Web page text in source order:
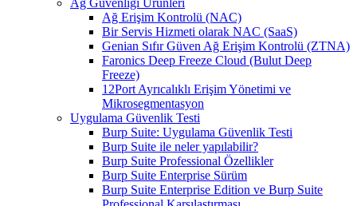
Ağ Güvenliği Ürünleri
Ağ Erişim Kontrolü (NAC)
Bir Servis Hizmeti olarak NAC (SaaS)
Genian Sıfır Güven Ağ Erişim Kontrolü (ZTNA)
Faronics Deep Freeze Cloud (Bulut Deep
Freeze)
12Port Ayrıcalıklı Erişim Yönetimi ve
Mikrosegmentasyon
Uygulama Güvenlik Testi
Burp Suite: Uygulama Güvenlik Testi
Burp Suite ile neler yapılabilir?
Burp Suite Professional Özellikler
Burp Suite Enterprise Sürüm
Burp Suite Enterprise Edition ve Burp Suite